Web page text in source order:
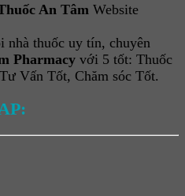
An Tâm Website
nhà thuốc uy tín, chuyên
Pharmacy với 5 tốt: Thuốc
Vấn Tốt, Chăm sóc Tốt.